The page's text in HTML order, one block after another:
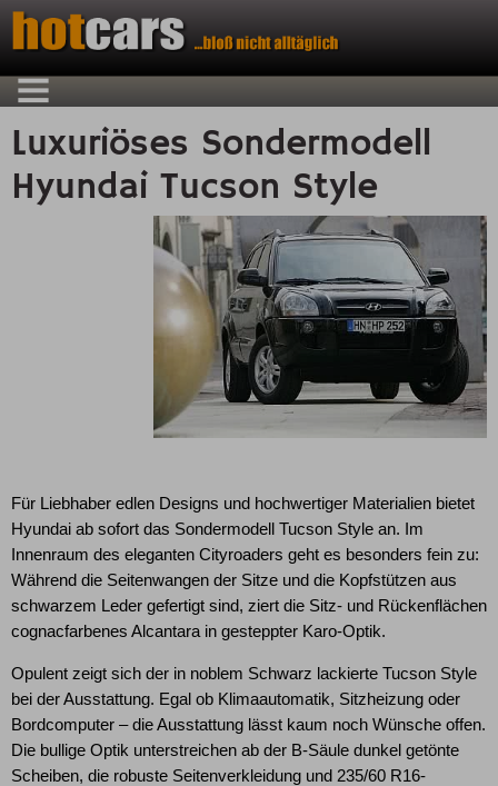
Luxuriöses Sondermodell
Hyundai Tucson Style
Für Liebhaber edlen Designs und hochwertiger Materialien bietet
Hyundai ab sofort das Sondermodell Tucson Style an. Im
Innenraum des eleganten Cityroaders geht es besonders fein zu:
Während die Seitenwangen der Sitze und die Kopfstützen aus
schwarzem Leder gefertigt sind, ziert die Sitz- und Rückenflächen
cognacfarbenes Alcantara in gesteppter Karo-Optik.
Opulent zeigt sich der in noblem Schwarz lackierte Tucson Style
bei der Ausstattung. Egal ob Klimaautomatik, Sitzheizung oder
Bordcomputer – die Ausstattung lässt kaum noch Wünsche offen.
Die bullige Optik unterstreichen ab der B-Säule dunkel getönte
Scheiben, die robuste Seitenverkleidung und 235/60 R16-